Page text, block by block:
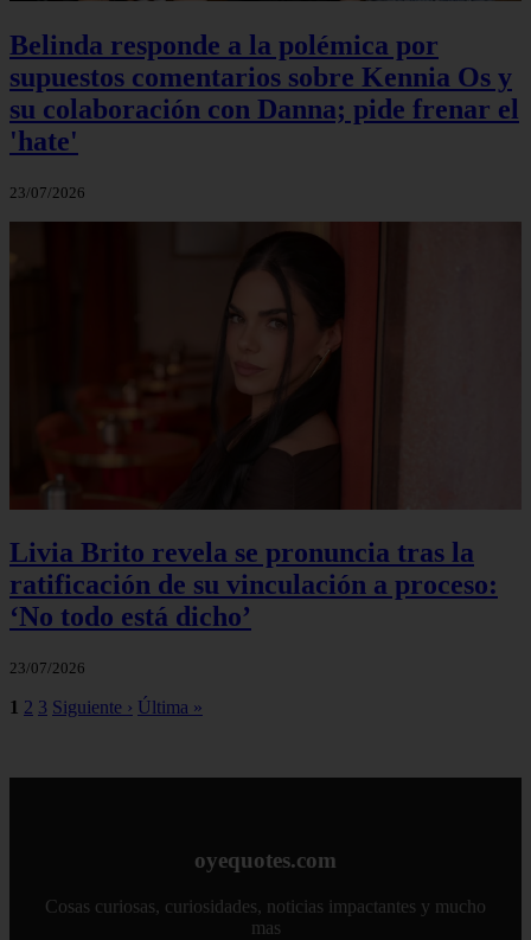
Belinda responde a la polémica por
supuestos comentarios sobre Kennia Os y
su colaboración con Danna; pide frenar el
'hate'
23/07/2026
Livia Brito revela se pronuncia tras la
ratificación de su vinculación a proceso:
‘No todo está dicho’
23/07/2026
1 2 3 Siguiente › Última »
oyequotes.com
Cosas curiosas, curiosidades, noticias impactantes y mucho
mas